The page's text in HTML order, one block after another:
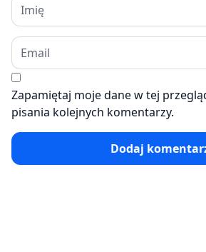
Zapamiętaj moje dane w tej
pisania kolejnych komentarzy.
Dodaj